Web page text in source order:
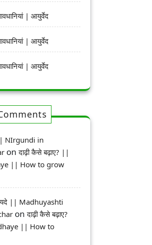
| आयुर्वेद
| आयुर्वेद
| आयुर्वेद
NIrgundi in
onदाढ़ी कैसे बढ़ाए? ||
|| How to grow
|| Madhuyashti
onदाढ़ी कैसे बढ़ाए?
|| How to